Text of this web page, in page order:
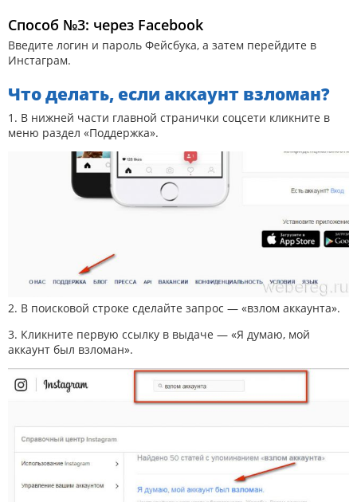
Способ №3: через Facebook
Введите логин и пароль Фейсбука, а затем перейдите в
Инстаграм.
Что делать, если аккаунт взломан?
1. В нижней части главной странички соцсети кликните в
меню раздел «Поддержка».
2. В поисковой строке сделайте запрос — «взлом аккаунта».
3. Кликните первую ссылку в выдаче — «Я думаю, мой
аккаунт был взломан».